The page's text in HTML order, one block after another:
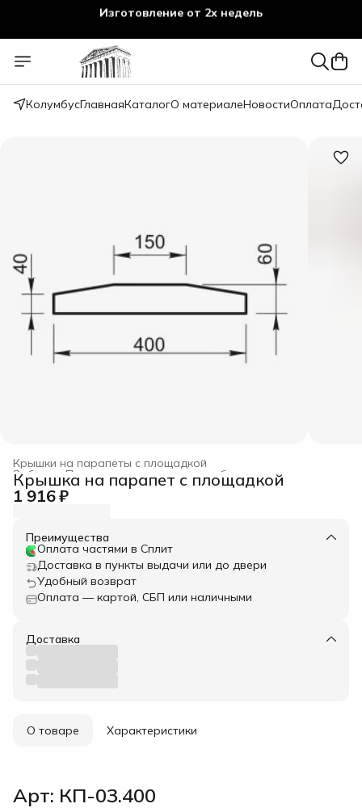
Изготовление от 2х недель
КолумбусГлавнаяКаталогО материалеНовостиОплата
Крышки на парапеты с площадкой
Парапетные крышки для забора ›
Забор
Весь архитектурный декор ›
Главная ›
Крышка на парапет с площадкой
1 916 ₽
Преимущества
Оплата частями в Сплит
Доставка в пункты выдачи или до двери
Удобный возврат
Оплата — картой, СБП или наличными
Доставка
О товаре Характеристики
Арт: КП-03.400